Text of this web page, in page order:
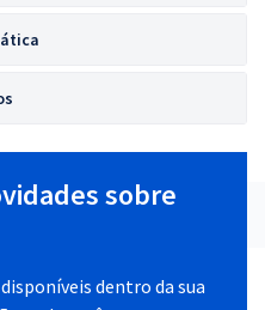
sobre
dentro da sua